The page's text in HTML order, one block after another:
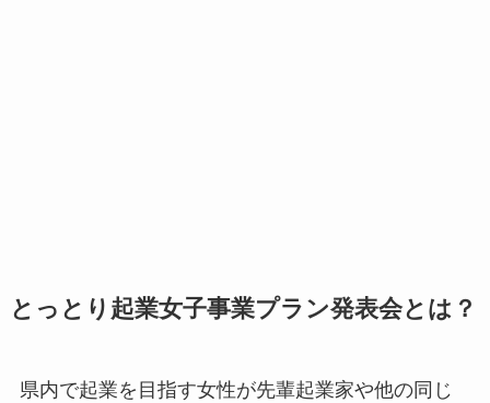
とっとり起業女子事業プラン発表会とは？
県内で起業を目指す女性が先輩起業家や他の同じ